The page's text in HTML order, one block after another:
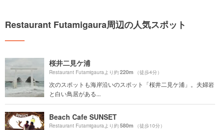
Restaurant Futamigaura周辺の人気スポット
桜井二見ケ浦
Restaurant Futamigauraより約220m （徒歩4分）
次のスポットも海岸沿いのスポット「桜井二見ケ浦」。夫婦岩
と白い鳥居がある...
Beach Cafe SUNSET
Restaurant Futamigauraより約580m （徒歩10分）